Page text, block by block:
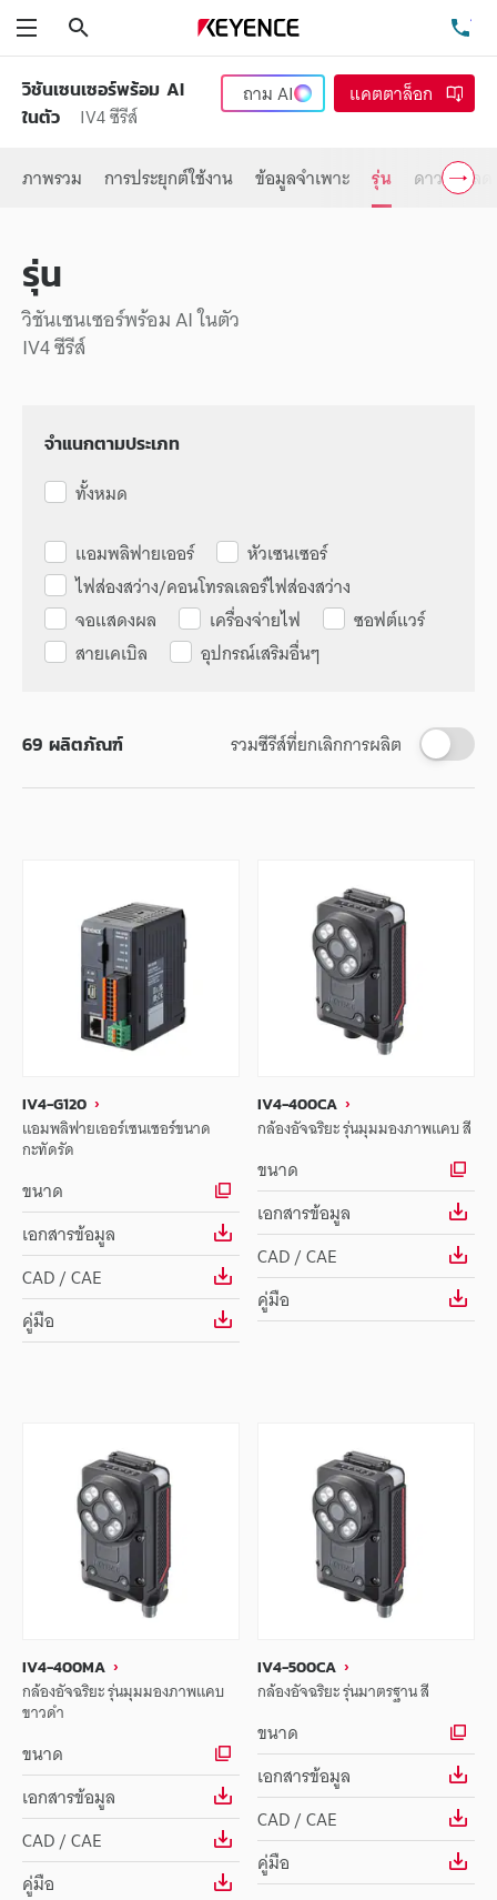
วิชันเซนเซอร์พร้อม AI
ในตัว
IV4 ซีรีส์
ถามAI แคตตาล็อก
ภาพรวม การประยุกต์ใช้งาน ข้อมูลจำเพาะ รุ่น ดาวน์โหลด
รุ่น
วิชันเซนเซอร์พร้อม AI ในตัว
IV4 ซีรีส์
จำแนกตามประเภท
ทั้งหมด
แอมพลิฟายเออร์
หัวเซนเซอร์
ไฟส่องสว่าง/คอนโทรลเลอร์ไฟส่องสว่าง
จอแสดงผล
เครื่องจ่ายไฟ
ซอฟต์แวร์
สายเคเบิล
อุปกรณ์เสริมอื่นๆ
รวมซีรีส์ที่ยกเลิกการผลิต
69 ผลิตภัณฑ์
IV4-G120
แอมพลิฟายเออร์เซนเซอร์ขนาด
กะทัดรัด
ขนาด
เอกสารข้อมูล
CAD / CAE
คู่มือ
IV4-400CA
กล้องอัจฉริยะ รุ่นมุมมองภาพแคบ สี
ขนาด
เอกสารข้อมูล
CAD / CAE
คู่มือ
IV4-400MA
กล้องอัจฉริยะ รุ่นมุมมองภาพแคบ
ขาวดำ
ขนาด
เอกสารข้อมูล
CAD / CAE
คู่มือ
IV4-500CA
กล้องอัจฉริยะ รุ่นมาตรฐาน สี
ขนาด
เอกสารข้อมูล
CAD / CAE
คู่มือ